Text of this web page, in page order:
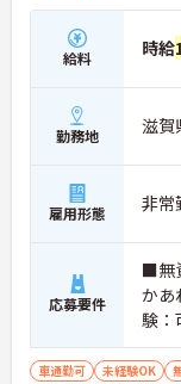
給料 時給
勤務地 滋
雇用形態 非常
応募要件
■無
か
験：
上
方
車通勤可 未経験OK